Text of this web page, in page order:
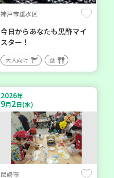
神戸市垂水区
今日からあなたも黒酢マイ
スター！
大人向け 食
2026年
9月2日(水)
尼崎市